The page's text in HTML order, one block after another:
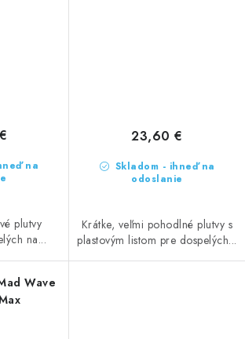
na
plutvy
na...
Skladom - ihneď na
odoslanie
23,60 €
Krátke, veľmi pohodlné plutvy s
plastovým listom pre dospelých...
Wave